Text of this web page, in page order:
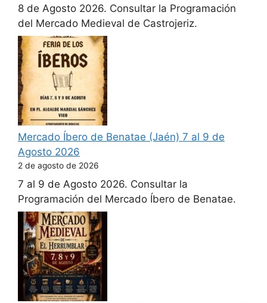
8 de Agosto 2026. Consultar la Programación
del Mercado Medieval de Castrojeriz.
Mercado Íbero de Benatae (Jaén) 7 al 9 de
Agosto 2026
2 de agosto de 2026
7 al 9 de Agosto 2026. Consultar la
Programación del Mercado Íbero de Benatae.